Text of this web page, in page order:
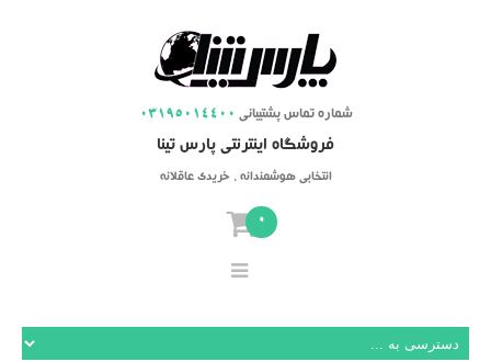
03195014400 شماره تماس پشتیبانی
فروشگاه اینترنتی پارس تینا
انتخابی هوشمندانه ، خریدی عاقلانه
0